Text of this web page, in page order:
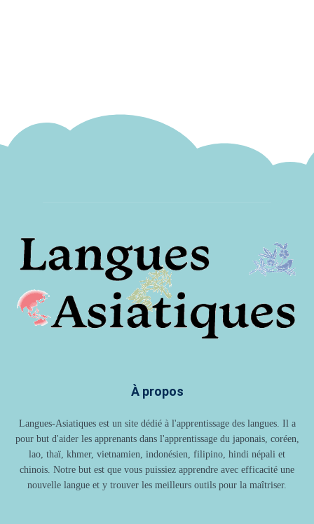
À propos
Langues-Asiatiques est un site dédié à l'apprentissage des langues. Il a
pour but d'aider les apprenants dans l'apprentissage du japonais, coréen,
lao, thaï, khmer, vietnamien, indonésien, filipino, hindi népali et
chinois. Notre but est que vous puissiez apprendre avec efficacité une
nouvelle langue et y trouver les meilleurs outils pour la maîtriser.